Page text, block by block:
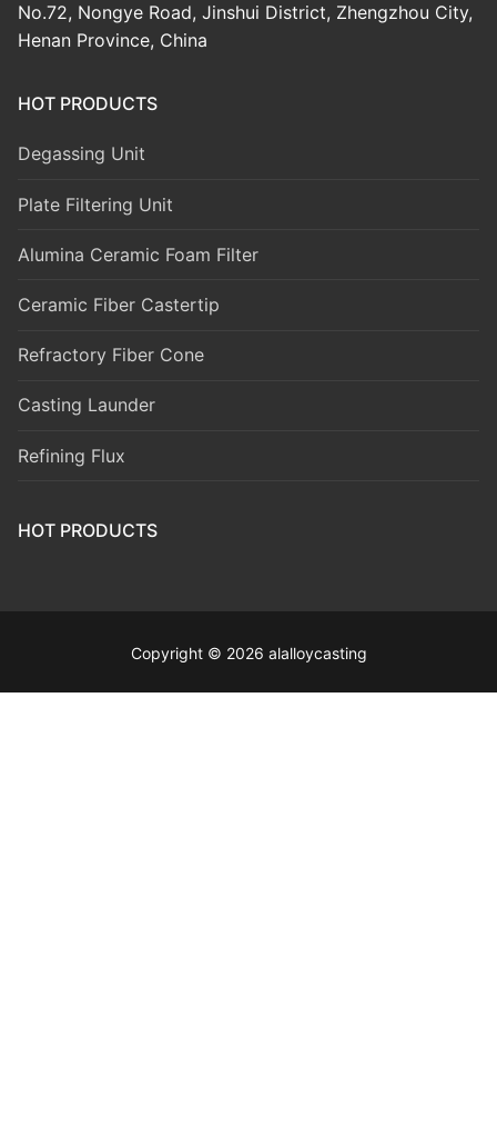
No.72, Nongye Road, Jinshui District, Zhengzhou City,
Henan Province, China
HOT PRODUCTS
Degassing Unit
Plate Filtering Unit
Alumina Ceramic Foam Filter
Ceramic Fiber Castertip
Refractory Fiber Cone
Casting Launder
Refining Flux
HOT PRODUCTS
Copyright © 2026 alalloycasting